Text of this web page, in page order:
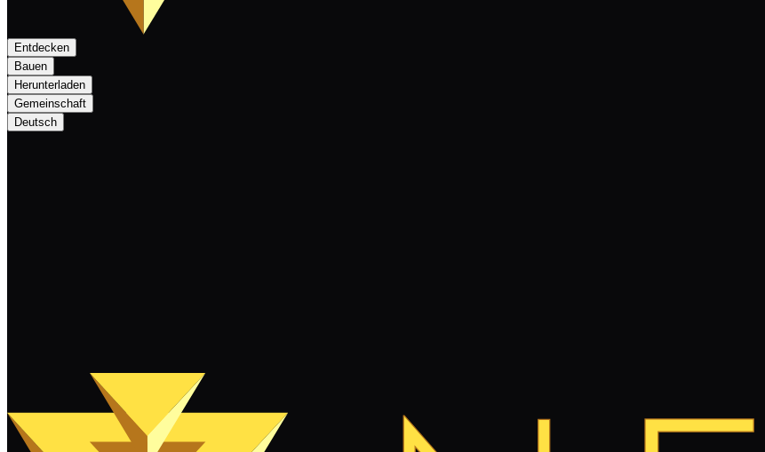
Entdecken
Bauen
Herunterladen
Gemeinschaft
Deutsch